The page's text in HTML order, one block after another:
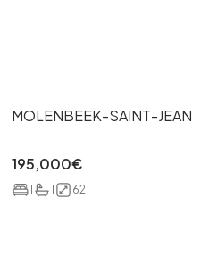
MOLENBEEK-SAINT-JEAN
195,000€
1 1 62